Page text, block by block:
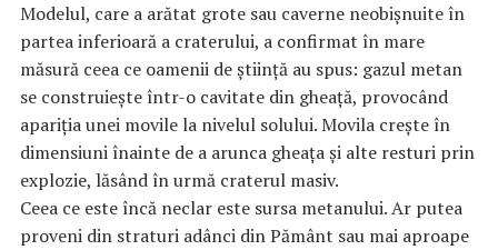
Modelul, care a arătat grote sau caverne neobișnuite în
partea inferioară a craterului, a confirmat în mare
măsură ceea ce oamenii de știință au spus: gazul metan
se construiește într-o cavitate din gheață, provocând
apariția unei movile la nivelul solului. Movila crește în
dimensiuni înainte de a arunca gheața și alte resturi prin
explozie, lăsând în urmă craterul masiv.
Ceea ce este încă neclar este sursa metanului. Ar putea
proveni din straturi adânci din Pământ sau mai aproape